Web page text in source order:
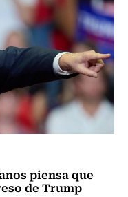
piensa que
de Trump